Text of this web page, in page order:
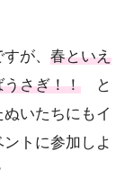
が、 春といえ
さぎ！！ と
いたちにもイ
トに参加しよ